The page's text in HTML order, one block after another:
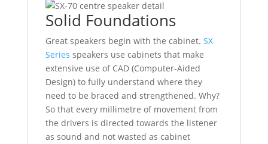
Solid Foundations
Great speakers begin with the cabinet. SX
Series speakers use cabinets that make
extensive use of CAD (Computer-Aided
Design) to fully understand where they
need to be braced and strengthened. Why?
So that every millimetre of movement from
the drivers is directed towards the listener
as sound and not wasted as cabinet